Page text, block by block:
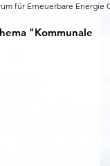
"Kommunale
für Erneuerbare Energie